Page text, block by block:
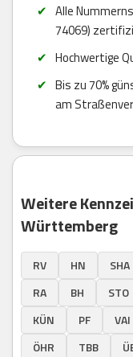
Alle
74069)
Hochwertige
Bis zu 70%
am
Weitere
Württemberg
RV HN SHA
RA
BH STO
KÜN
PF VAI
ÖHR
TBB